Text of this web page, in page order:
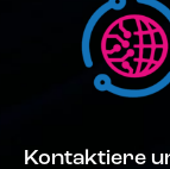
Kontaktiere